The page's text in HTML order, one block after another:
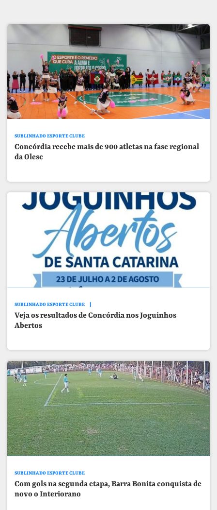
SUBLINHADO ESPORTE CLUBE
Concórdia recebe mais de 900 atletas na fase regional
da Olesc
SUBLINHADO ESPORTE CLUBE
Veja os resultados de Concórdia nos Joguinhos
Abertos
SUBLINHADO ESPORTE CLUBE
Com gols na segunda etapa, Barra Bonita conquista de
novo o Interiorano